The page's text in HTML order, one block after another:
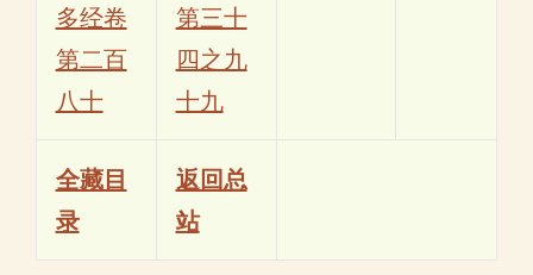
多经卷
第二百
八十
第三十
四之九
十九
全藏目
录
返回总
站